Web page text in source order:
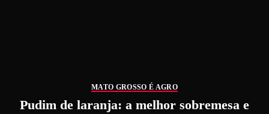
MATO GROSSO É AGRO
Pudim de laranja: a melhor sobremesa e